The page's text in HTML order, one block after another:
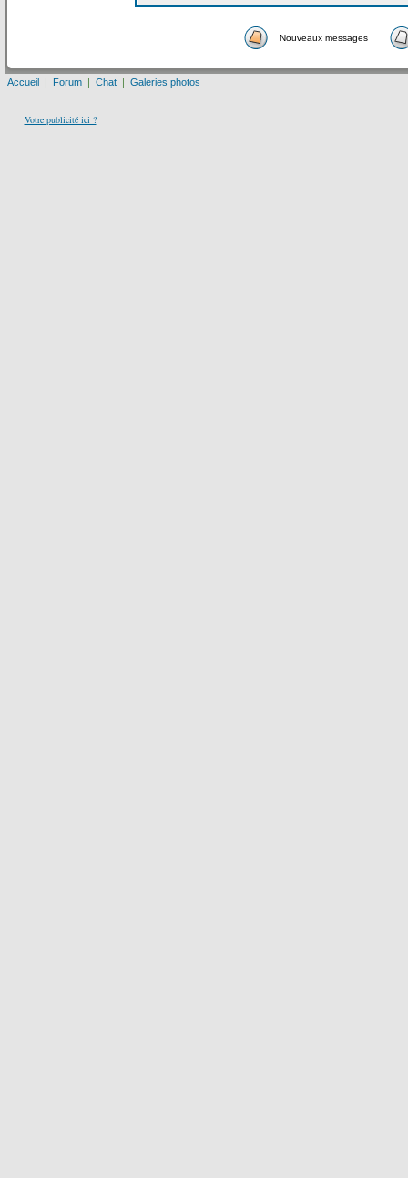
Nouveaux messages
Accueil | Forum | Chat | Galeries photos
Votre publicité ici ?